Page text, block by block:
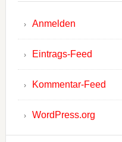
Anmelden
Eintrags-Feed
Kommentar-Feed
WordPress.org